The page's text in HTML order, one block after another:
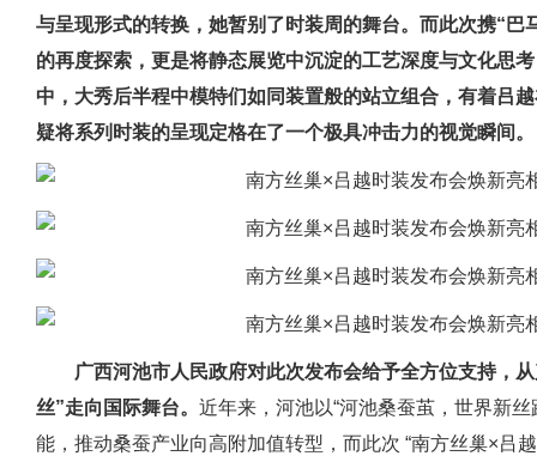
与呈现形式的转换，她暂别了时装周的舞台。而此次携“
的再度探索，更是将静态展览中沉淀的工艺深度与文化思
中，大秀后半程中模特们如同装置般的站立组合，有着吕
疑将系列时装的呈现定格在了一个极具冲击力的视觉瞬间。
广西河池市人民政府对此次发布会给予全方位支持，
丝”走向国际舞台。 近年来，河池以“河池桑蚕茧，世界新
能，推动桑蚕产业向高附加值转型，而此次 “南方丝巢×吕